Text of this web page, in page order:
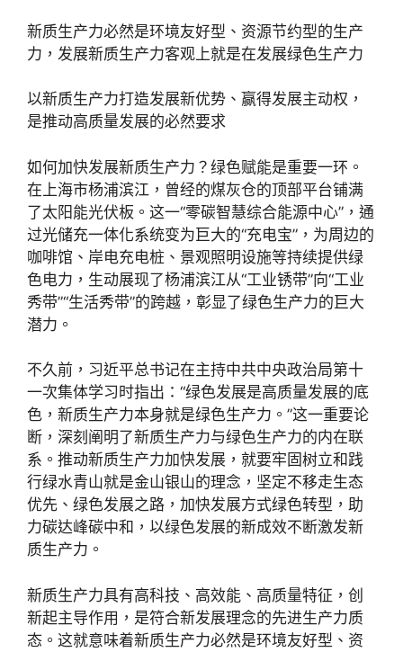
新质生产力必然是环境友好型、资源节约型的生产
力，发展新质生产力客观上就是在发展绿色生产力
以新质生产力打造发展新优势、赢得发展主动权，
是推动高质量发展的必然要求
如何加快发展新质生产力？绿色赋能是重要一环。
在上海市杨浦滨江，曾经的煤灰仓的顶部平台铺满
了太阳能光伏板。这一“零碳智慧综合能源中心”，通
过光储充一体化系统变为巨大的“充电宝”，为周边的
咖啡馆、岸电充电桩、景观照明设施等持续提供绿
色电力，生动展现了杨浦滨江从“工业锈带”向“工业
秀带”“生活秀带”的跨越，彰显了绿色生产力的巨大
潜力。
不久前，习近平总书记在主持中共中央政治局第十
一次集体学习时指出：“绿色发展是高质量发展的底
色，新质生产力本身就是绿色生产力。”这一重要论
断，深刻阐明了新质生产力与绿色生产力的内在联
系。推动新质生产力加快发展，就要牢固树立和践
行绿水青山就是金山银山的理念，坚定不移走生态
优先、绿色发展之路，加快发展方式绿色转型，助
力碳达峰碳中和，以绿色发展的新成效不断激发新
质生产力。
新质生产力具有高科技、高效能、高质量特征，创
新起主导作用，是符合新发展理念的先进生产力质
态。这就意味着新质生产力必然是环境友好型、资